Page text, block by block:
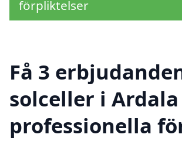
förpliktelser
Få 3
solceller i
professionella